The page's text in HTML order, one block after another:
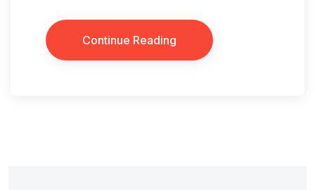
Continue Reading